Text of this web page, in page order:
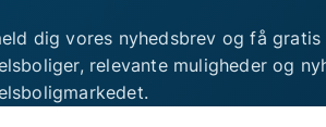
dig vores nyhedsbrev og få gratis
relevante muligheder og